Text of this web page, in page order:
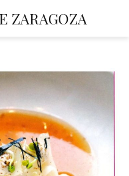
ZARAGOZA